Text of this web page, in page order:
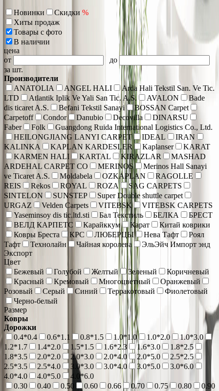
Новинки Скидки %
Хиты продаж
Товары с фото
В наличии
цена
от
до
за шт.
Производители
ANATOLIA
ANGEL HALI
Arda Hali Tekstil San. Ve Tic.
LTD
Atlantik Iplik Ve Yali San Tic. A.S. AVALON
Bade
dis ticaret A.S.
Befani Tekstil Sanayi
BOSSAN Carpet
Carpetoff
Condor Danubio Decovilla
DINARSU
Faber
Folk
Guangdong Ruida International Logistics Co., Ltd.
HEILONGJIANG LANYI CARPET
IDEAL
IRAN
KALINKA
KAPLAN KARDESLER Kaplanser
KARAT
KARMEN HALI
KARTAL KIRAZLAR
MASHAD
ARDEHAL CARPET CO
MERINOS
Merinos Hall Sanayi
ve Ticaret A.S.
Moldabela OZKAPLAN
RAGOLLE
REIS
Rekos ROYAL ROZA
SAG CARPETS
SINTELON
SUNSTEP
Super Double shuttle carpet
URGAZ
Velden Carpets VITEBSK
VITEBSK CARPETS
Yaseminsoy dis tic.ltd.sti
Бал Текстиль БЕЛКА
БРЕСТ
ВЕЛД КАРПЕТС
Карайккум Карат
Китай коврики
Ковры Бреста
КРС ЛЮБЕРЦЫ Нева Тафт
Роял
Тафт
Технолайн Чайная королева
ЭльЭйч Импорт энд
Экспорт
Цвет
Бежевый
Голубой Желтый Зеленый
Коричневый
Красный
Кремовый Многоцветный
Оранжевый
Розовый
Серый Синий Терракотовый
Фиолетовый
Черно-белый
Размер
Ковры
Дорожки
0.4*0.4
0.6*1.1 0.8*1.5 1.0*1.0 1.0*2.0
1.0*3.0
1.2*1.7
1.4*2.0 1.5*1.5 1.6*2.3 1.6*3.0
1.8*2.5
1.8*3.5
2.0*2.0 2.0*3.0 2.0*4.0 2.0*5.0
2.5*2.5
2.5*3.5
2.5*4.0 3.0*3.0 3.0*4.0 3.0*5.0
3.0*6.0
4.0*4.0
4.0*5.0
4.0*6.0
0.30
0.40 0.50 0.60 0.66 0.70 0.75 0.80
0.90